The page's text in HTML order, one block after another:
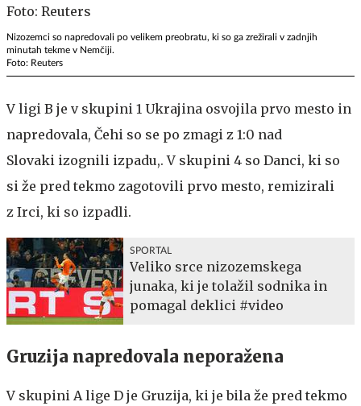
Nizozemci so napredovali po velikem preobratu, ki so ga zrežirali v zadnjih
minutah tekme v Nemčiji.
Foto: Reuters
V ligi B je v skupini 1 Ukrajina osvojila prvo mesto in
napredovala, Čehi so se po zmagi z 1:0 nad
Slovaki izognili izpadu,. V skupini 4 so Danci, ki so
si že pred tekmo zagotovili prvo mesto, remizirali
z Irci, ki so izpadli.
SPORTAL
Veliko srce nizozemskega
junaka, ki je tolažil sodnika in
pomagal deklici #video
Gruzija napredovala neporažena
V skupini A lige D je Gruzija, ki je bila že pred tekmo